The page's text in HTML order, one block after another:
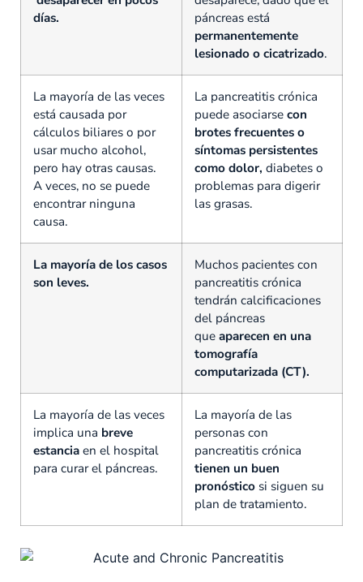
días.
páncreas está
permanentemente
lesionado o cicatrizado.
La mayoría de las veces
está causada por
cálculos biliares o por
usar mucho alcohol,
pero hay otras causas.
A veces, no se puede
encontrar ninguna
causa.
La pancreatitis crónica
puede asociarse con
brotes frecuentes o
síntomas persistentes
como dolor, diabetes o
problemas para digerir
las grasas.
La mayoría de los casos
son leves.
Muchos pacientes con
pancreatitis crónica
tendrán calcificaciones
del páncreas
que aparecen en una
tomografía
computarizada (CT).
La mayoría de las veces
implica una breve
estancia en el hospital
para curar el páncreas.
La mayoría de las
personas con
pancreatitis crónica
tienen un buen
pronóstico si siguen su
plan de tratamiento.